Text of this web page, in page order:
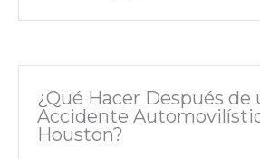
¿Qué Hacer Después de
Accidente
Houston?